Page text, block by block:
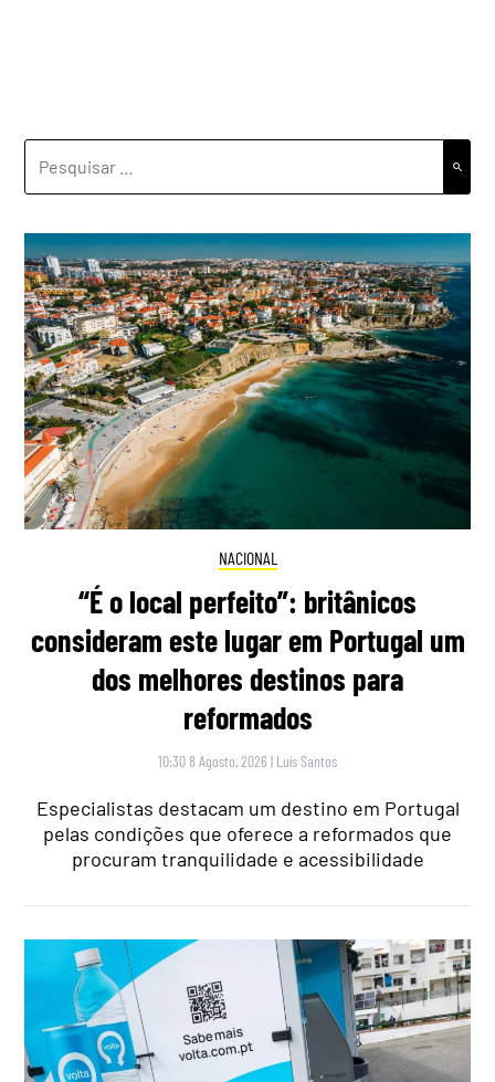
POR:
NACIONAL
“É o local perfeito”: britânicos
consideram este lugar em Portugal um
dos melhores destinos para
reformados
10:30 8 Agosto, 2026 | Luís Santos
Especialistas destacam um destino em Portugal
pelas condições que oferece a reformados que
procuram tranquilidade e acessibilidade